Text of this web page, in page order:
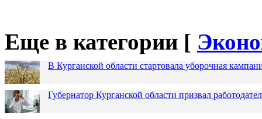
Еще в категории [
В Курганской области стартовала уборочная
Губернатор Курганской области призвал